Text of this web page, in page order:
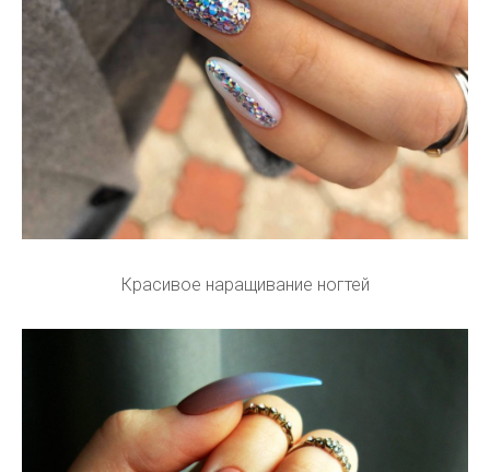
Красивое наращивание ногтей